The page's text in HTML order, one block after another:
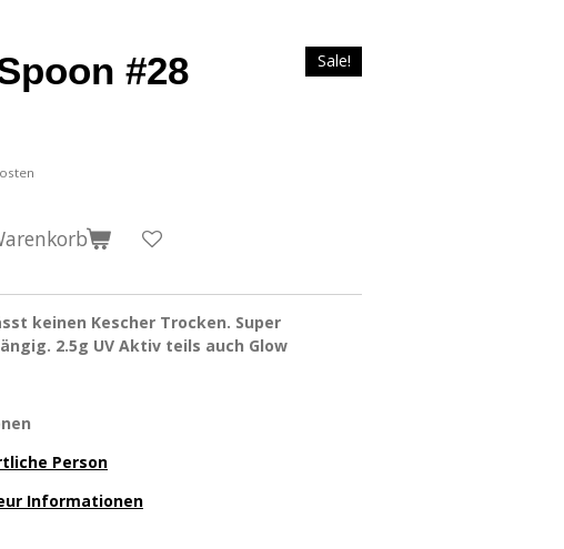
#28 Sale!
keinen Kescher Trocken. Super
2.5g UV Aktiv teils auch Glow
Person
Informationen